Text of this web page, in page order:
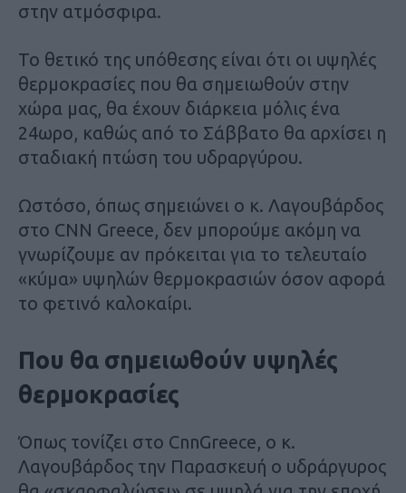
στην ατμόσφιρα.
Το θετικό της υπόθεσης είναι ότι οι υψηλές
θερμοκρασίες που θα σημειωθούν στην
χώρα μας, θα έχουν διάρκεια μόλις ένα
24ωρο, καθώς από το Σάββατο θα αρχίσει η
σταδιακή πτώση του υδραργύρου.
Ωστόσο, όπως σημειώνει ο κ. Λαγουβάρδος
στο CNN Greece, δεν μπορούμε ακόμη να
γνωρίζουμε αν πρόκειται για το τελευταίο
«κύμα» υψηλών θερμοκρασιών όσον αφορά
το φετινό καλοκαίρι.
Που θα σημειωθούν υψηλές
θερμοκρασίες
Όπως τονίζει στο CnnGreece, ο κ.
Λαγουβάρδος την Παρασκευή ο υδράργυρος